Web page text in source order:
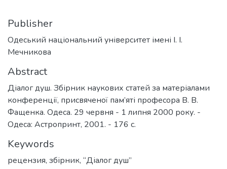
Publisher
Одеський національний університет імені І. І.
Мечникова
Abstract
Діалог душ. Збірник наукових статей за матеріалами
конференції, присвяченої пам’яті професора В. В.
Фащенка. Одеса. 29 червня - 1 липня 2000 року. -
Одеса: Астропринт, 2001. - 176 с.
Keywords
рецензия, збірник, “Діалог душ”